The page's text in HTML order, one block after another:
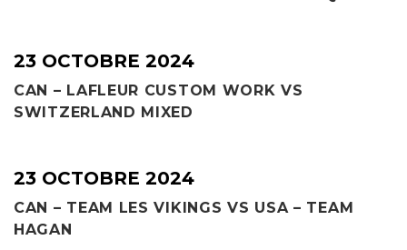
23 OCTOBRE 2024
CAN – LAFLEUR CUSTOM WORK VS
SWITZERLAND MIXED
23 OCTOBRE 2024
CAN – TEAM LES VIKINGS VS USA – TEAM
HAGAN